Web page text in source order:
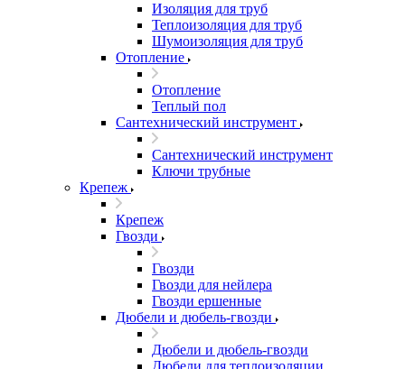
Изоляция для труб
Теплоизоляция для труб
Шумоизоляция для труб
Отопление
Отопление
Теплый пол
Сантехнический инструмент
Сантехнический инструмент
Ключи трубные
Крепеж
Крепеж
Гвозди
Гвозди
Гвозди для нейлера
Гвозди ершенные
Дюбели и дюбель-гвозди
Дюбели и дюбель-гвозди
Дюбели для теплоизоляции